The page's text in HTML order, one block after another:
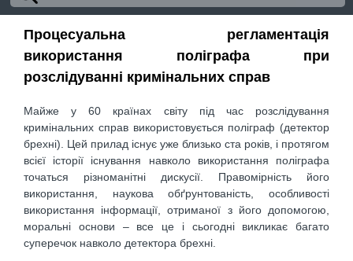
Процесуальна регламентація
використання поліграфа при
розслідуванні кримінальних справ
Майже у 60 країнах світу під час розслідування
кримінальних справ використовується поліграф (детектор
брехні). Цей прилад існує уже близько ста років, і протягом
всієї історії існування навколо використання поліграфа
точаться різноманітні дискусії. Правомірність його
використання, наукова обґрунтованість, особливості
використання інформації, отриманої з його допомогою,
моральні основи – все це і сьогодні викликає багато
суперечок навколо детектора брехні.